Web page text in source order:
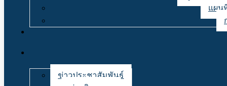
แผน
ข่าวประชาสัมพันธ์